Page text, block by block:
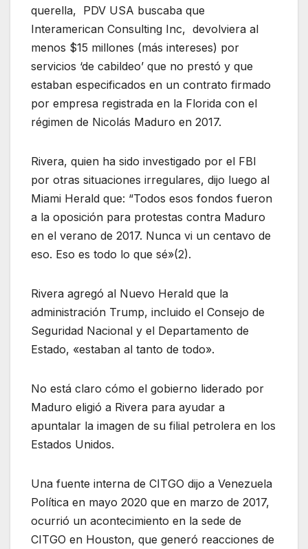
querella, PDV USA buscaba que
Interamerican Consulting Inc, devolviera al
menos $15 millones (más intereses) por
servicios ‘de cabildeo’ que no prestó y que
estaban especificados en un contrato firmado
por empresa registrada en la Florida con el
régimen de Nicolás Maduro en 2017.
Rivera, quien ha sido investigado por el FBI
por otras situaciones irregulares, dijo luego al
Miami Herald que: “Todos esos fondos fueron
a la oposición para protestas contra Maduro
en el verano de 2017. Nunca vi un centavo de
eso. Eso es todo lo que sé»(2).
Rivera agregó al Nuevo Herald que la
administración Trump, incluido el Consejo de
Seguridad Nacional y el Departamento de
Estado, «estaban al tanto de todo».
No está claro cómo el gobierno liderado por
Maduro eligió a Rivera para ayudar a
apuntalar la imagen de su filial petrolera en los
Estados Unidos.
Una fuente interna de CITGO dijo a Venezuela
Política en mayo 2020 que en marzo de 2017,
ocurrió un acontecimiento en la sede de
CITGO en Houston, que generó reacciones de